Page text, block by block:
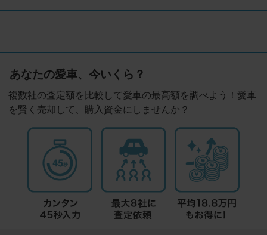
あなたの愛車、今いくら？
複数社の査定額を比較して愛車の最高額を調べよう！愛車
を賢く売却して、購入資金にしませんか？